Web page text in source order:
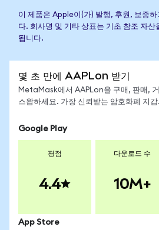
이 제품은 Apple이(가) 발행, 후원, 보증하
다. 회사명 및 기타 상표는 기초 참조 자산
됩니다.
몇 초 만에 AAPLon 받기
MetaMask에서 AAPLon을 구매, 판매,
스왑하세요. 가장 신뢰받는 암호화폐 지갑.
Google Play
평점
4.4
다운로드 수
10M+
App Store